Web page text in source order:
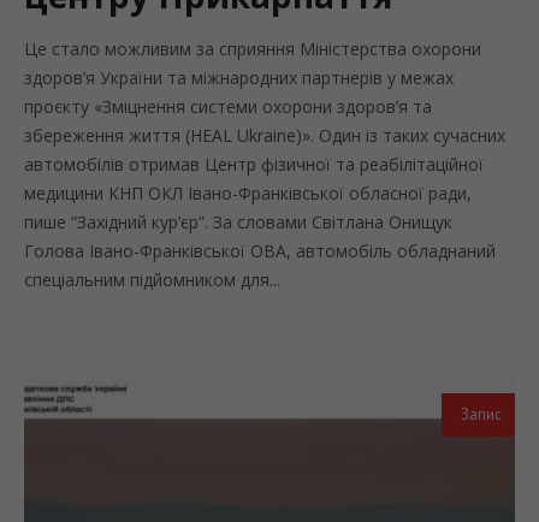
Це стало можливим за сприяння Міністерства охорони
здоров’я України та міжнародних партнерів у межах
проєкту «Зміцнення системи охорони здоров’я та
збереження життя (HEAL Ukraine)». Один із таких сучасних
автомобілів отримав Центр фізичної та реабілітаційної
медицини КНП ОКЛ Івано-Франківської обласної ради,
пише “Західний кур’єр”. За словами Світлана Онищук
Голова Івано-Франківської ОВА, автомобіль обладнаний
спеціальним підйомником для...
Запис